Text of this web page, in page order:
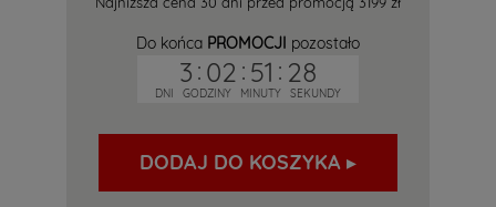
Do końca PROMOCJI pozostało
3 : 02 : 51 : 27
DNI GODZINY MINUTY SEKUNDY
DODAJ DO KOSZYKA ▸